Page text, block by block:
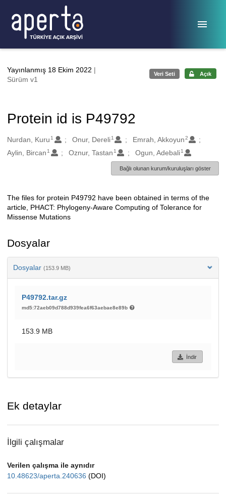
Yayınlanmış 18 Ekim 2022 |
Sürüm v1
Veri Seti Açık
Protein id is P49792
Oluşturanlar
Nurdan, Kuru 1 Onur, Dereli 1 Emrah, Akkoyun2
Aylin, Bircan 1 Oznur, Tastan 1 Ogun, Adebali 1
Bağlı olunan kurum/kuruluşları göster
Açıklama
The files for protein P49792 have been obtained in terms of the
article, PHACT: Phylogeny-Aware Computing of Tolerance for
Missense Mutations
Dosyalar
Dosyalar (153.9 MB)
P49792.tar.gz
md5:72aeb09d788d939fea6f63aebae8e89b
153.9 MB
İndir
Ek detaylar
İlgili çalışmalar
Verilen çalışma ile aynıdır
10.48623/aperta.240636 (DOI)